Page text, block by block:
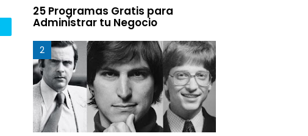
25 Programas Gratis para
Administrar tu Negocio